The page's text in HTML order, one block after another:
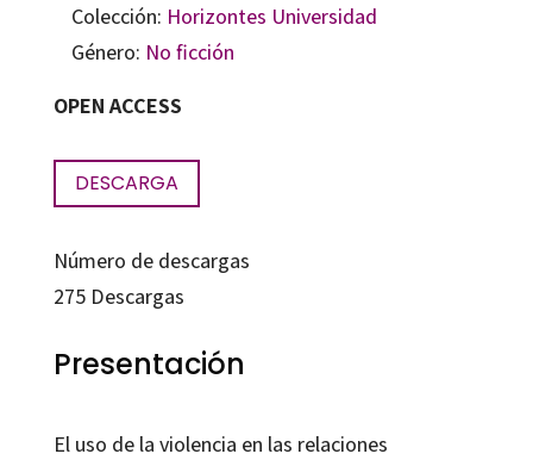
Colección: Horizontes Universidad
Género: No ficción
OPEN ACCESS
DESCARGA
Número de descargas
275Descargas
Presentación
El uso de la violencia en las relaciones